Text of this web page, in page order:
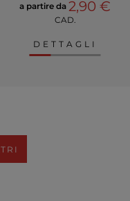
a partire da2,90 €
CAD.
DETTAGLI